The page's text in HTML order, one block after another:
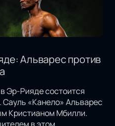
Альварес против
Эр-Рияде состоится
Сауль «Канело» Альварес
Кристианом Мбилли.